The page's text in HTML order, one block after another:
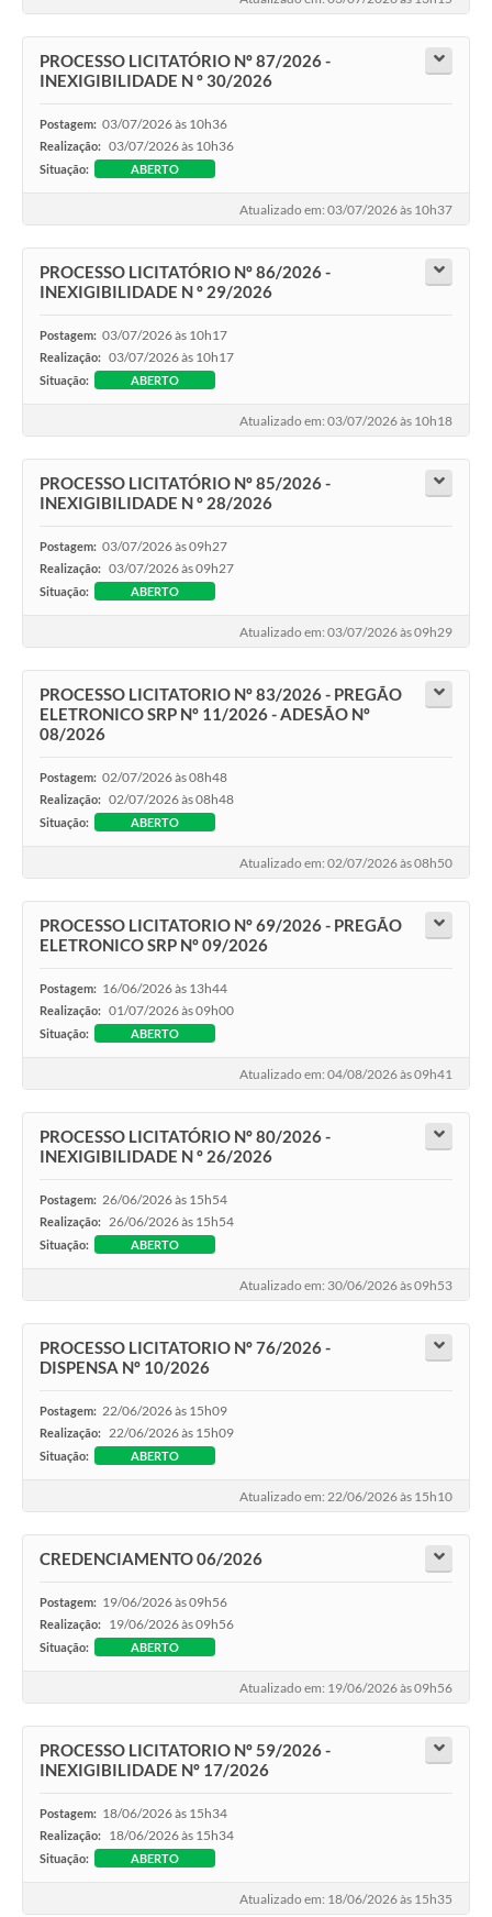
PROCESSO LICITATÓRIO Nº 87/2026 -
INEXIGIBILIDADE N º 30/2026
Postagem: 03/07/2026 às 10h36
Realização: 03/07/2026 às 10h36
Situação: ABERTO
Atualizado em: 03/07/2026 às 10h37
PROCESSO LICITATÓRIO Nº 86/2026 -
INEXIGIBILIDADE N º 29/2026
Postagem: 03/07/2026 às 10h17
Realização: 03/07/2026 às 10h17
Situação: ABERTO
Atualizado em: 03/07/2026 às 10h18
PROCESSO LICITATÓRIO Nº 85/2026 -
INEXIGIBILIDADE N º 28/2026
Postagem: 03/07/2026 às 09h27
Realização: 03/07/2026 às 09h27
Situação: ABERTO
Atualizado em: 03/07/2026 às 09h29
PROCESSO LICITATORIO Nº 83/2026 - PREGÃO
ELETRONICO SRP Nº 11/2026 - ADESÃO Nº
08/2026
Postagem: 02/07/2026 às 08h48
Realização: 02/07/2026 às 08h48
Situação: ABERTO
Atualizado em: 02/07/2026 às 08h50
PROCESSO LICITATORIO Nº 69/2026 - PREGÃO
ELETRONICO SRP Nº 09/2026
Postagem: 16/06/2026 às 13h44
Realização: 01/07/2026 às 09h00
Situação: ABERTO
Atualizado em: 04/08/2026 às 09h41
PROCESSO LICITATÓRIO Nº 80/2026 -
INEXIGIBILIDADE N º 26/2026
Postagem: 26/06/2026 às 15h54
Realização: 26/06/2026 às 15h54
Situação: ABERTO
Atualizado em: 30/06/2026 às 09h53
PROCESSO LICITATORIO Nº 76/2026 -
DISPENSA Nº 10/2026
Postagem: 22/06/2026 às 15h09
Realização: 22/06/2026 às 15h09
Situação: ABERTO
Atualizado em: 22/06/2026 às 15h10
CREDENCIAMENTO 06/2026
Postagem: 19/06/2026 às 09h56
Realização: 19/06/2026 às 09h56
Situação: ABERTO
Atualizado em: 19/06/2026 às 09h56
PROCESSO LICITATORIO Nº 59/2026 -
INEXIGIBILIDADE Nº 17/2026
Postagem: 18/06/2026 às 15h34
Realização: 18/06/2026 às 15h34
Situação: ABERTO
Atualizado em: 18/06/2026 às 15h35